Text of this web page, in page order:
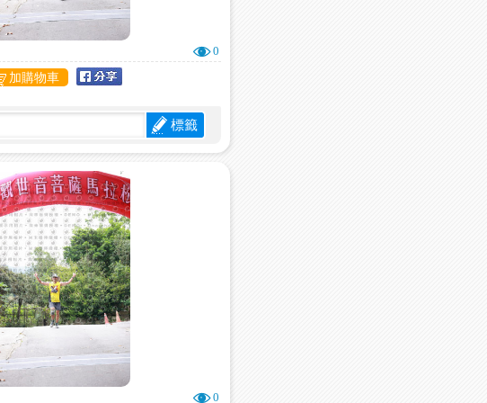
0
加購物車
標籤
0